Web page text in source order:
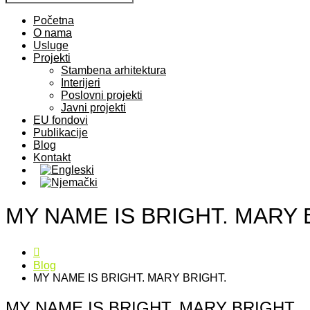
Početna
O nama
Usluge
Projekti
Stambena arhitektura
Interijeri
Poslovni projekti
Javni projekti
EU fondovi
Publikacije
Blog
Kontakt
MY NAME IS BRIGHT. MARY
Blog
MY NAME IS BRIGHT. MARY BRIGHT.